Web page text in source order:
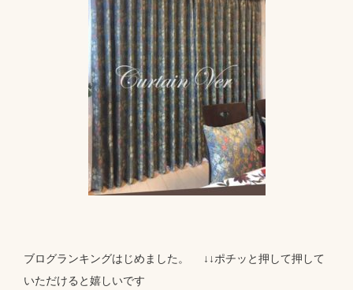
ブログランキングはじめました。 ↓↓ポチッと押して押して
いただけると嬉しいです